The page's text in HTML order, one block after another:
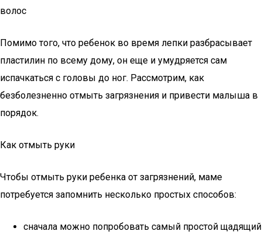
волос
Помимо того, что ребенок во время лепки разбрасывает
пластилин по всему дому, он еще и умудряется сам
испачкаться с головы до ног. Рассмотрим, как
безболезненно отмыть загрязнения и привести малыша в
порядок.
Как отмыть руки
Чтобы отмыть руки ребенка от загрязнений, маме
потребуется запомнить несколько простых способов:
сначала можно попробовать самый простой щадящий